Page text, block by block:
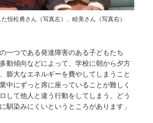
恒松勇さん（写真左）、睦美さん（写真右）
一つである発達障害のある子どもたち
動傾向などによって、学校に朝から夕方
膨大なエネルギーを費やしてしまうこと
中にずっと席に座っていることが難しく
して他人と違う行動をしてしまう。どう
馴染みにくいというところがあります」